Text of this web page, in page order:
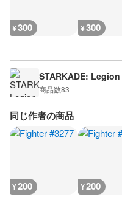
¥300 ¥300
STARKADE: Legion
商品数83
同じ作者の商品
¥200 ¥200